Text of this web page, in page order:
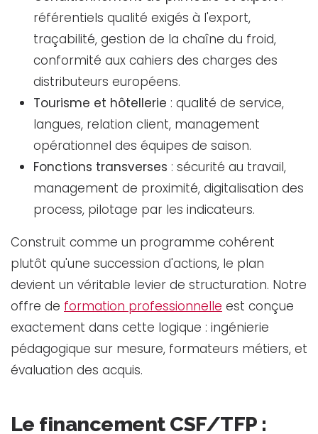
référentiels qualité exigés à l'export,
traçabilité, gestion de la chaîne du froid,
conformité aux cahiers des charges des
distributeurs européens.
Tourisme et hôtellerie : qualité de service,
langues, relation client, management
opérationnel des équipes de saison.
Fonctions transverses : sécurité au travail,
management de proximité, digitalisation des
process, pilotage par les indicateurs.
Construit comme un programme cohérent
plutôt qu'une succession d'actions, le plan
devient un véritable levier de structuration. Notre
offre de formation professionnelle est conçue
exactement dans cette logique : ingénierie
pédagogique sur mesure, formateurs métiers, et
évaluation des acquis.
Le financement CSF/TFP :